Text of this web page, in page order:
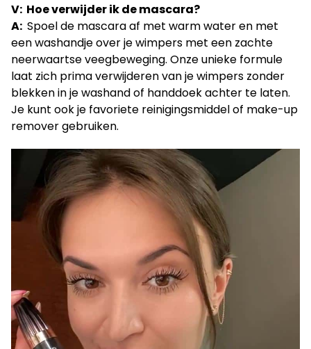
V: Hoe verwijder ik de mascara?
A: Spoel de mascara af met warm water en met
een washandje over je wimpers met een zachte
neerwaartse veegbeweging. Onze unieke formule
laat zich prima verwijderen van je wimpers zonder
blekken in je washand of handdoek achter te laten.
Je kunt ook je favoriete reinigingsmiddel of make-up
remover gebruiken.